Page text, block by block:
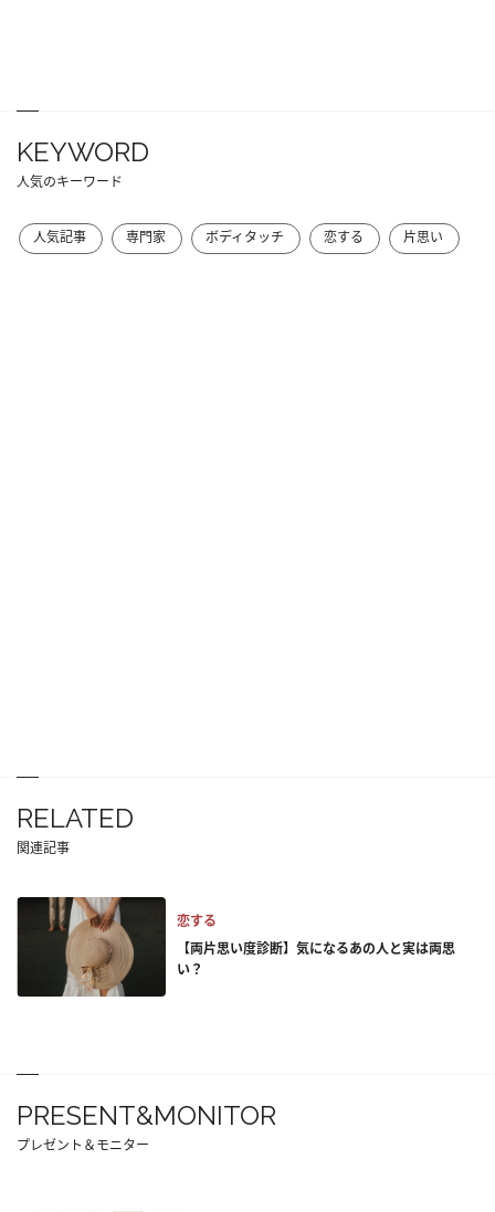
KEYWORD
人気のキーワード
人気記事 専門家 ボディタッチ 恋する 片思い
RELATED
関連記事
恋する
【両片思い度診断】気になるあの人と実は両思
い？
PRESENT&MONITOR
プレゼント＆モニター